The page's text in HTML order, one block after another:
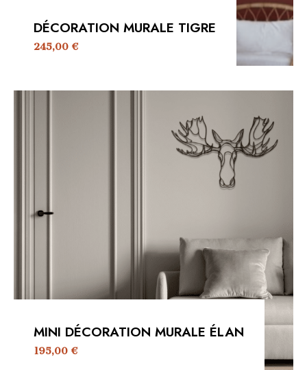
DÉCORATION MURALE TIGRE
245,00€
MINI DÉCORATION MURALE ÉLAN
195,00€